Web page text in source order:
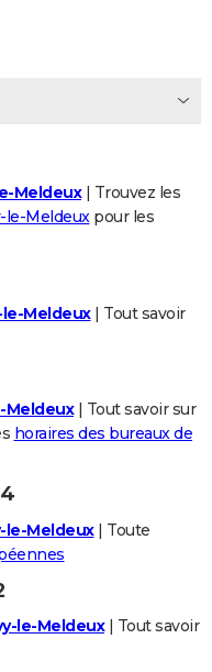
Meldeux| Trouvez les
le-Meldeuxpour les
Meldeux| Tout savoir
Meldeux| Tout savoir sur
horaires des bureaux de
le-Meldeux| Toute
le-Meldeux| Tout savoir